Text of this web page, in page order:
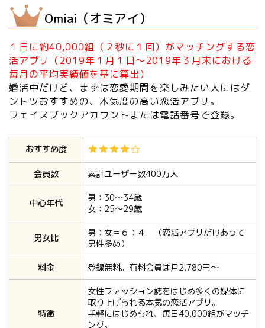
Omiai（オミアイ）
１日に約40,000組（２秒に１回）がマッチングする恋
活アプリ（2019年１月１日〜2019年３月末における
毎月の平均実績値を基に算出）
婚活中だけど、まずは恋愛期間を楽しみたい人にはダ
ントツおすすめの、本気度の高い恋活アプリ。
フェイスブックアカウントまたは電話番号で登録。
おすすめ度
会員数 累計ユーザー数400万人
中心年代
男：30〜34歳
女：25〜29歳
男女比
男：女＝６：４ （恋活アプリだけあって
男性多め）
料金
登録無料。有料会員は月2,780円〜
特徴
女性ファッション誌をはじめ多くの媒体に
取り上げられる本気の恋活アプリ。
手軽にはじめられ、毎日40,000組がマッチ
ング。